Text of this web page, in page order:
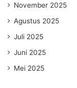
November 2025
Agustus 2025
Juli 2025
Juni 2025
Mei 2025